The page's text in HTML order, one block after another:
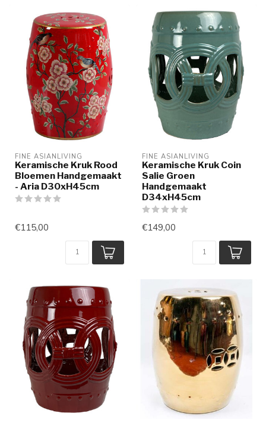
FINE ASIANLIVING
Keramische Kruk Rood
Bloemen Handgemaakt
- Aria D30xH45cm
€115,00
FINE ASIANLIVING
Keramische Kruk Coin
Salie Groen
Handgemaakt
D34xH45cm
€149,00